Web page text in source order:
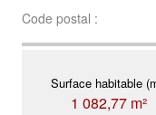
Code postal :
Surface habitable
1 082,77 m²